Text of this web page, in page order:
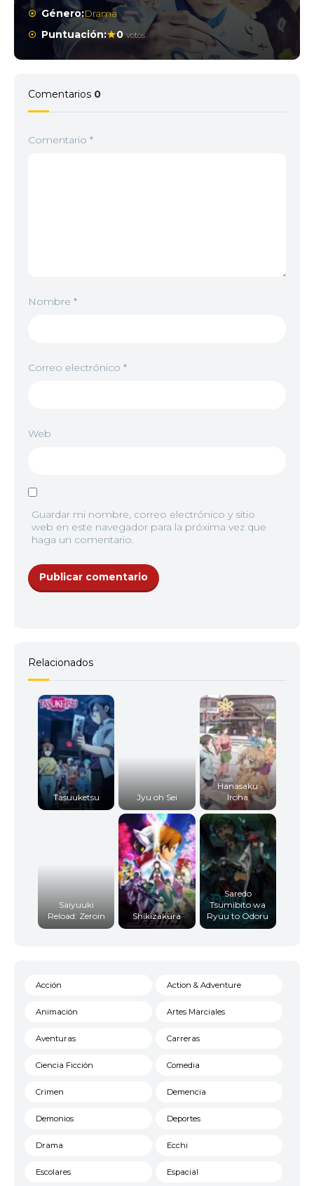
Género:Drama
Puntuación:
0 votos
Comentarios 0
Comentario *
Nombre *
Correo electrónico *
Web
Guardar mi nombre, correo electrónico y sitio
web en este navegador para la próxima vez que
haga un comentario.
Relacionados
Tasuuketsu Jyu oh Sei
Hanasaku
Iroha
Saiyuuki
Reload: Zeroin
Shikizakura
Saredo
Tsumibito wa
Ryuu to Odoru
Acción Action & Adventure
Animación Artes Marciales
Aventuras Carreras
Ciencia Ficción Comedia
Crimen Demencia
Demonios Deportes
Drama Ecchi
Escolares Espacial